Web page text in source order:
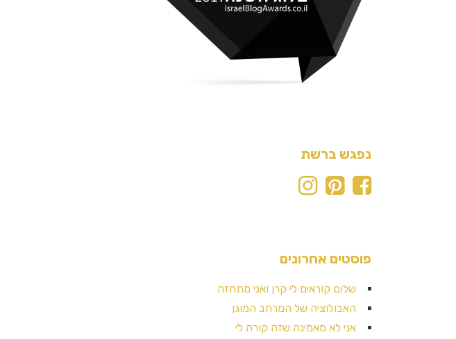
נפגש ברשת
פוסטים אחרונים
שלום קוראים לי קרן ואני מתחזה
האבולוציה של המרחב המוגן
אני לא מאמינה שזה קורה לי